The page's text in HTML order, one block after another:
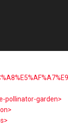
pollinator-garden>